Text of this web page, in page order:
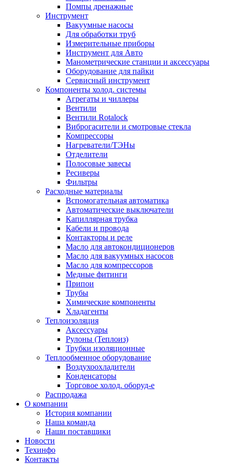
Помпы дренажные
Инструмент
Вакуумные насосы
Для обработки труб
Измерительные приборы
Инструмент для Авто
Манометрические станции и аксессуары
Оборудование для пайки
Сервисный инструмент
Компоненты холод. системы
Агрегаты и чиллеры
Вентили
Вентили Rotalock
Виброгасители и смотровые стекла
Компрессоры
Нагреватели/ТЭНы
Отделители
Полосовые завесы
Ресиверы
Фильтры
Расходные материалы
Вспомогательная автоматика
Автоматические выключатели
Капиллярная трубка
Кабели и провода
Контакторы и реле
Масло для автокондиционеров
Масло для вакуумных насосов
Масло для компрессоров
Медные фитинги
Припои
Трубы
Химические компоненты
Хладагенты
Теплоизоляция
Аксессуары
Рулоны (Теплоиз)
Трубки изоляционные
Теплообменное оборудование
Воздухоохладители
Конденсаторы
Торговое холод. оборуд-е
Распродажа
О компании
История компании
Наша команда
Наши поставщики
Новости
Техинфо
Контакты